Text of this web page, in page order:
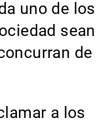
uno de los
sean
de
a los